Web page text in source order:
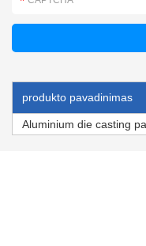
produkto pavadinimas
Aluminium die casting